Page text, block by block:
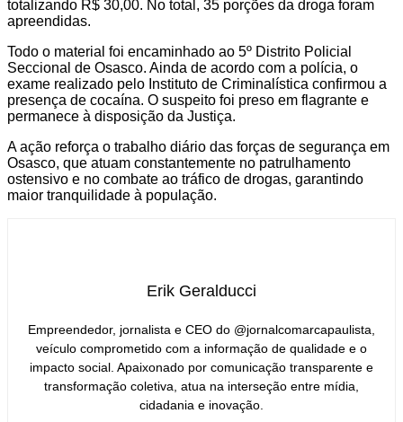
totalizando R$ 30,00. No total, 35 porções da droga foram
apreendidas.
Todo o material foi encaminhado ao 5º Distrito Policial
Seccional de Osasco. Ainda de acordo com a polícia, o
exame realizado pelo Instituto de Criminalística confirmou a
presença de cocaína. O suspeito foi preso em flagrante e
permanece à disposição da Justiça.
A ação reforça o trabalho diário das forças de segurança em
Osasco, que atuam constantemente no patrulhamento
ostensivo e no combate ao tráfico de drogas, garantindo
maior tranquilidade à população.
Erik Geralducci
Empreendedor, jornalista e CEO do @jornalcomarcapaulista,
veículo comprometido com a informação de qualidade e o
impacto social. Apaixonado por comunicação transparente e
transformação coletiva, atua na interseção entre mídia,
cidadania e inovação.